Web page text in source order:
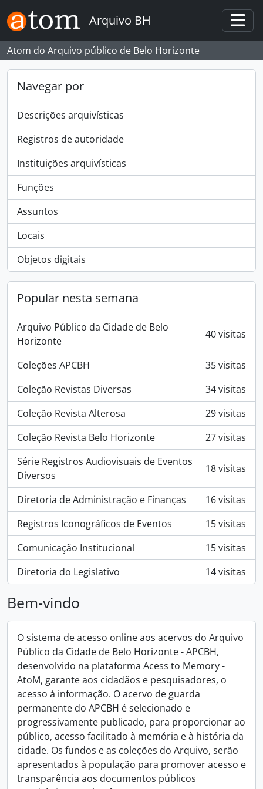
Skip to main content
Arquivo BH
Atom do Arquivo público de Belo Horizonte
Navegar por
Descrições arquivísticas
Registros de autoridade
Instituições arquivísticas
Funções
Assuntos
Locais
Objetos digitais
Popular nesta semana
Arquivo Público da Cidade de Belo
Horizonte
40 visitas
Coleções APCBH
35 visitas
Coleção Revistas Diversas
34 visitas
Coleção Revista Alterosa
29 visitas
Coleção Revista Belo Horizonte
27 visitas
Série Registros Audiovisuais de Eventos
Diversos
18 visitas
Diretoria de Administração e Finanças
16 visitas
Registros Iconográficos de Eventos
15 visitas
Comunicação Institucional
15 visitas
Diretoria do Legislativo
14 visitas
Bem-vindo
O sistema de acesso online aos acervos do Arquivo
Público da Cidade de Belo Horizonte - APCBH,
desenvolvido na plataforma Acess to Memory -
AtoM, garante aos cidadãos e pesquisadores, o
acesso à informação. O acervo de guarda
permanente do APCBH é selecionado e
progressivamente publicado, para proporcionar ao
público, acesso facilitado à memória e à história da
cidade. Os fundos e as coleções do Arquivo, serão
apresentados à população para promover acesso e
transparência aos documentos públicos